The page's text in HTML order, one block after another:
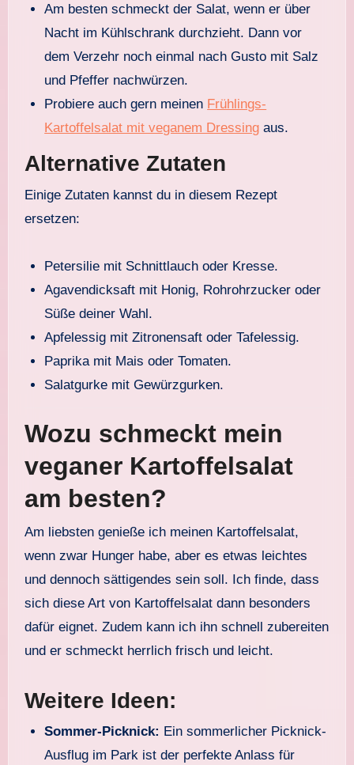
Am besten schmeckt der Salat, wenn er über
Nacht im Kühlschrank durchzieht. Dann vor
dem Verzehr noch einmal nach Gusto mit Salz
und Pfeffer nachwürzen.
Probiere auch gern meinen Frühlings-
Kartoffelsalat mit veganem Dressing aus.
Alternative Zutaten
Einige Zutaten kannst du in diesem Rezept
ersetzen:
Petersilie mit Schnittlauch oder Kresse.
Agavendicksaft mit Honig, Rohrohrzucker oder
Süße deiner Wahl.
Apfelessig mit Zitronensaft oder Tafelessig.
Paprika mit Mais oder Tomaten.
Salatgurke mit Gewürzgurken.
Wozu schmeckt mein
veganer Kartoffelsalat
am besten?
Am liebsten genieße ich meinen Kartoffelsalat,
wenn zwar Hunger habe, aber es etwas leichtes
und dennoch sättigendes sein soll. Ich finde, dass
sich diese Art von Kartoffelsalat dann besonders
dafür eignet. Zudem kann ich ihn schnell zubereiten
und er schmeckt herrlich frisch und leicht.
Weitere Ideen:
Sommer-Picknick: Ein sommerlicher Picknick-
Ausflug im Park ist der perfekte Anlass für